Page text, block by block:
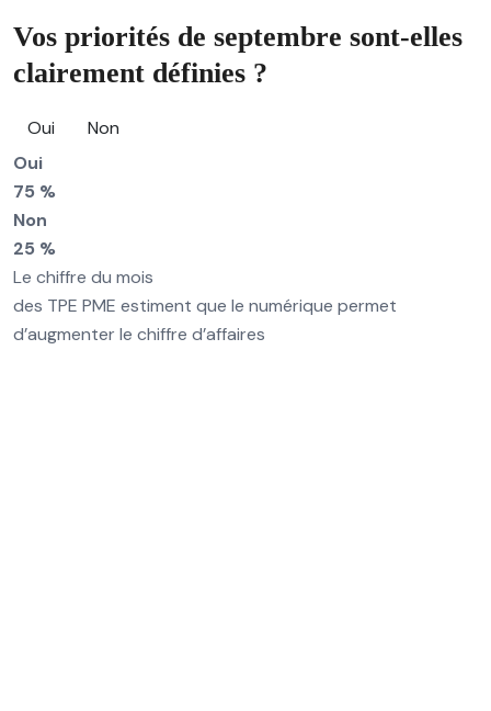
Vos priorités de septembre sont-elles
clairement définies ?
Oui
Non
Oui
75 %
Non
25 %
Le chiffre du mois
des TPE PME estiment que le numérique permet
d’augmenter le chiffre d’affaires